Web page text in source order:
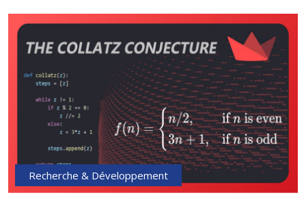
Recherche & Développement